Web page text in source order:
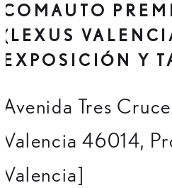
COMAUTO
(LEXUS
EXPOSICIÓN Y
Avenida Tres
Valencia 46014,
Valencia]